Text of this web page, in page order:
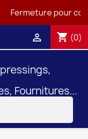
Fermeture pour
shopping_cart (0)

Fournitures...